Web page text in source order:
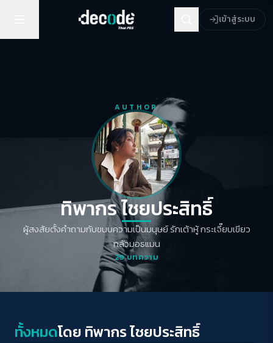
เข้าสู่ระบบ
AUTHOR
ทิพากร ไชย​ประสิทธิ์​
ผู้สงสัยตั้งคำถามกับขนบความเป็นมนุษย์ รักเต้าหู้ กระเจี๊ยบเขียว
กลัวมอธแมน
29บทความ
ทั้งหมดโดย ทิพากร ไชย​ประสิทธิ์​